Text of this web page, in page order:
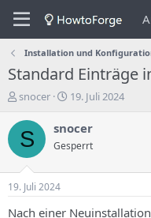
Installation und
Standard Einträge
E
s
t
e
e
r
snocer
E
s
e
n
19. Juli 2024
S snocer
Gesperrt
19. Juli 2024
Nach einer